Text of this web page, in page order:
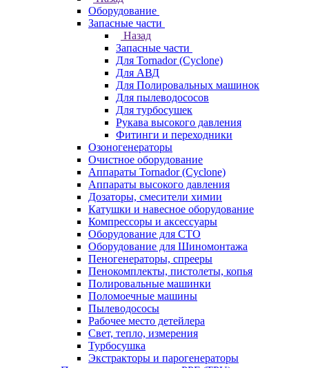
Оборудование
Запасные части
Назад
Запасные части
Для Tornador (Cyclone)
Для АВД
Для Полировальных машинок
Для пылеводососов
Для турбосушек
Рукава высокого давления
Фитинги и переходники
Озоногенераторы
Очистное оборудование
Аппараты Tornador (Cyclone)
Аппараты высокого давления
Дозаторы, смесители химии
Катушки и навесное оборудование
Компрессоры и аксессуары
Оборудование для СТО
Оборудование для Шиномонтажа
Пеногенераторы, спрееры
Пенокомплекты, пистолеты, копья
Полировальные машинки
Поломоечные машины
Пылеводососы
Рабочее место детейлера
Свет, тепло, измерения
Турбосушка
Экстракторы и парогенераторы